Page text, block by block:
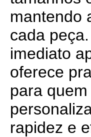
mantendo
cada
imediato
oferece
para
rapidez e